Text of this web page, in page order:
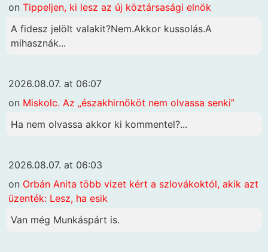
on Tippeljen, ki lesz az új köztársasági elnök
A fidesz jelölt valakit?Nem.Akkor kussolás.A
mihasznák...
2026.08.07. at 06:07
on Miskolc. Az „északhirnököt nem olvassa senki”
Ha nem olvassa akkor ki kommentel?...
2026.08.07. at 06:03
on Orbán Anita több vizet kért a szlovákoktól, akik azt
üzenték: Lesz, ha esik
Van még Munkáspárt is.